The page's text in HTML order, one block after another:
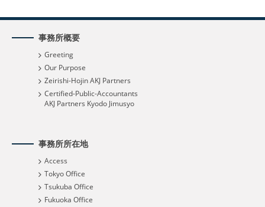
事務所概要
Greeting
Our Purpose
Zeirishi-Hojin AKJ Partners
Certified-Public-Accountants
AKJ Partners Kyodo Jimusyo
事務所所在地
Access
Tokyo Office
Tsukuba Office
Fukuoka Office